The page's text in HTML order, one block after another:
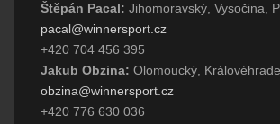
Štěpán Pacal: Jihomoravský, Vysočina,
pacal@winnersport.cz
+420 704 456 395
Jakub Obzina: Olomoucký,
obzina@winnersport.cz
+420 776 630 036